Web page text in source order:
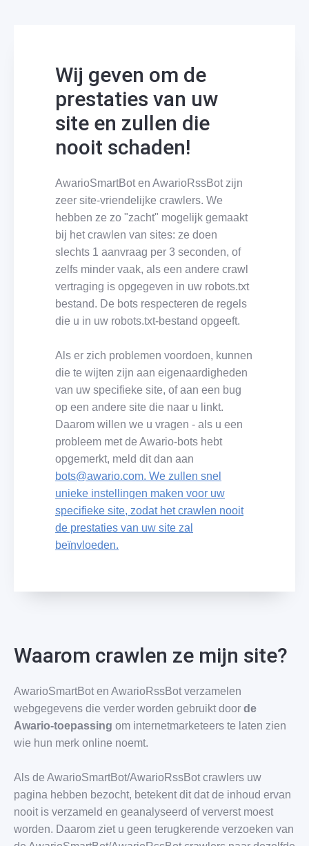
Wij geven om de
prestaties van uw
site en zullen die
nooit schaden!
AwarioSmartBot en AwarioRssBot zijn
zeer site-vriendelijke crawlers. We
hebben ze zo "zacht" mogelijk gemaakt
bij het crawlen van sites: ze doen
slechts 1 aanvraag per 3 seconden, of
zelfs minder vaak, als een andere crawl
vertraging is opgegeven in uw robots.txt
bestand. De bots respecteren de regels
die u in uw robots.txt-bestand opgeeft.
Als er zich problemen voordoen, kunnen
die te wijten zijn aan eigenaardigheden
van uw specifieke site, of aan een bug
op een andere site die naar u linkt.
Daarom willen we u vragen - als u een
probleem met de Awario-bots hebt
opgemerkt, meld dit dan aan
bots@awario.com. We zullen snel
unieke instellingen maken voor uw
specifieke site, zodat het crawlen nooit
de prestaties van uw site zal
beïnvloeden.
Waarom crawlen ze mijn site?
AwarioSmartBot en AwarioRssBot verzamelen
webgegevens die verder worden gebruikt door de
Awario-toepassing om internetmarketeers te laten zien
wie hun merk online noemt.
Als de AwarioSmartBot/AwarioRssBot crawlers uw
pagina hebben bezocht, betekent dit dat de inhoud ervan
nooit is verzameld en geanalyseerd of ververst moest
worden. Daarom ziet u geen terugkerende verzoeken van